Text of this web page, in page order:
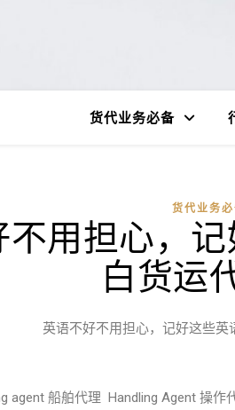
货代业务必备
货代业务
不用担心，
白货运
英语不好不用担心，记好这些英
agent 船舶代理 Handling Agent 操